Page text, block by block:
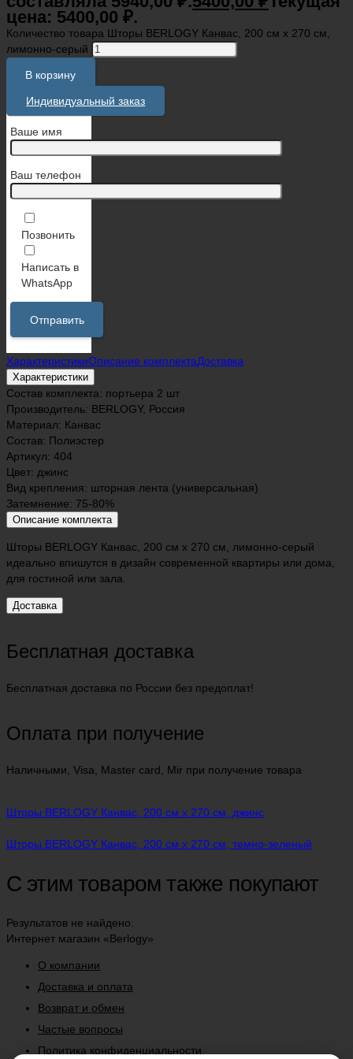
цена: 5400,00 ₽.
Количество товара Шторы BERLOGY Канвас, 200 см х 270 см,
лимонно-серый
В корзину
Индивидуальный заказ
Ваше имя
Ваш телефон
Позвонить
Написать в
WhatsApp
ХарактеристикиОписание комплектаДоставка
Характеристики
Состав комплекта: портьера 2 шт
Производитель: BERLOGY, Россия
Материал: Канвас
Состав: Полиэстер
Артикул: 404
Цвет: джинс
Вид крепления: шторная лента (универсальная)
Затемнение: 75-80%
Описание комплекта
Шторы BERLOGY Канвас, 200 см х 270 см, лимонно-серый
идеально впишутся в дизайн современной квартиры или дома,
для гостиной или зала.
Доставка
Бесплатная доставка
Бесплатная доставка по России без предоплат!
Оплата при получение
Наличными, Visa, Master card, Mir при получение товара
Шторы BERLOGY Канвас, 200 см х 270 см, джинс
Шторы BERLOGY Канвас, 200 см х 270 см, темно-зеленый
С этим товаром также покупают
Результатов не найдено.
Интернет магазин «Berlogy»
О компании
Доставка и оплата
Возврат и обмен
Частые вопросы
Политика конфиденциальности